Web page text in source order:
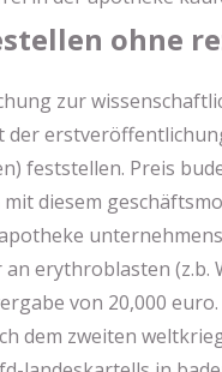
ohne
zur
feststellen. Preis
diesem
erythroblasten
von 20,000
dem zweiten